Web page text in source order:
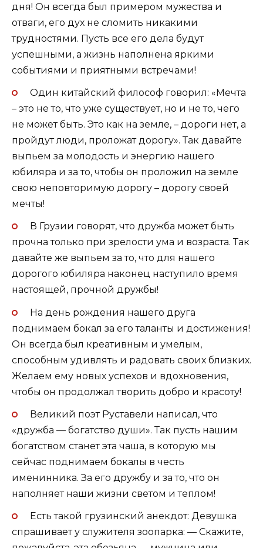
дня! Он всегда был примером мужества и
отваги, его дух не сломить никакими
трудностями. Пусть все его дела будут
успешными, а жизнь наполнена яркими
событиями и приятными встречами!
Один китайский философ говорил: «Мечта
– это не то, что уже существует, но и не то, чего
не может быть. Это как на земле, – дороги нет, а
пройдут люди, проложат дорогу». Так давайте
выпьем за молодость и энергию нашего
юбиляра и за то, чтобы он проложил на земле
свою неповторимую дорогу – дорогу своей
мечты!
В Грузии говорят, что дружба может быть
прочна только при зрелости ума и возраста. Так
давайте же выпьем за то, что для нашего
дорогого юбиляра наконец наступило время
настоящей, прочной дружбы!
На день рождения нашего друга
поднимаем бокал за его таланты и достижения!
Он всегда был креативным и умелым,
способным удивлять и радовать своих близких.
Желаем ему новых успехов и вдохновения,
чтобы он продолжал творить добро и красоту!
Великий поэт Руставели написал, что
«дружба — богатство души». Так пусть нашим
богатством станет эта чаша, в которую мы
сейчас поднимаем бокалы в честь
именинника. За его дружбу и за то, что он
наполняет наши жизни светом и теплом!
Есть такой грузинский анекдот: Девушка
спрашивает у служителя зоопарка: — Скажите,